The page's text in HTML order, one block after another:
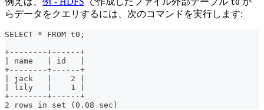
t0
らデータをクエリするには、次のコマンドを実行します:
SELECT * FROM t0;
+--------+------+
| name   | id   |
+--------+------+
| jack   |    2 |
| lily   |    1 |
+--------+------+
2 rows in set (0.08 sec)